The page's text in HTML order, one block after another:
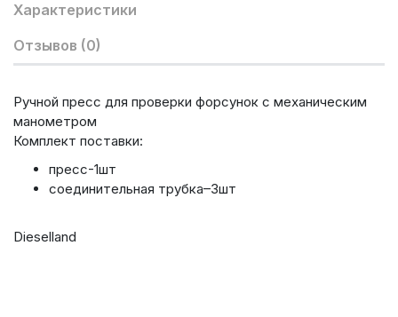
Характеристики
Отзывов (0)
Ручной пресс для проверки форсунок с механическим
манометром
Комплект поставки:
пресс-1шт
соединительная трубка–3шт
Dieselland